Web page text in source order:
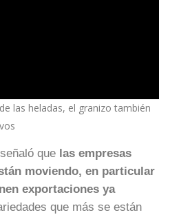
las heladas, el granizo también
que las empresas
moviendo, en particular
exportaciones ya
que más se están